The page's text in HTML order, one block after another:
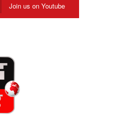
Join us on Youtube